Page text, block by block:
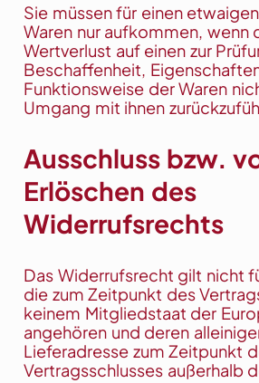
Sie müssen für einen
Waren nur aufkommen, wenn
Wertverlust auf einen zur
Beschaffenheit,
Funktionsweise der Waren
Umgang mit ihnen
Ausschluss bzw.
Erlöschen des
Widerrufsrechts
Das Widerrufsrecht gilt nicht
die zum Zeitpunkt des
keinem Mitgliedstaat der
angehören und deren
Lieferadresse zum Zeitpunkt
Vertragsschlusses außerhalb